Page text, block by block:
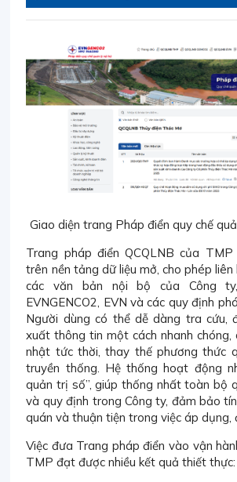
Giao diện trang Pháp điển quy chế
Trang pháp điển QCQLNB của
trên nền tảng dữ liệu mở, cho phép
các văn bản nội bộ của Công
EVNGENCO2, EVN và các quy định
Người dùng có thể dễ dàng tra cứu,
xuất thông tin một cách nhanh chóng,
nhật tức thời, thay thế phương thức
truyền thống. Hệ thống hoạt động
quản trị số”, giúp thống nhất toàn bộ
và quy định trong Công ty, đảm bảo
quán và thuận tiện trong việc áp dụng,
Việc đưa Trang pháp điển vào vận
TMP đạt được nhiều kết quả thiết thực: